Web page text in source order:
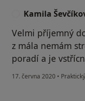
Kamila
Velmi příjemný
z mála nemám
poradí a je
17. června 2020 •